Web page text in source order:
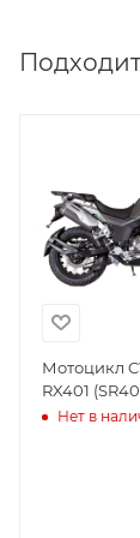
Мотоцикл
RX401
Нет в